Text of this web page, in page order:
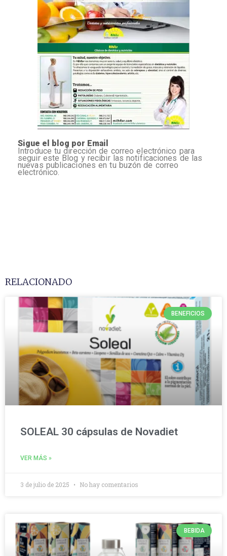
Sigue el blog por Email
Introduce tu dirección de correo electrónico para
seguir este Blog y recibir las notificaciones de las
nuevas publicaciones en tu buzón de correo
electrónico.
RELACIONADO
BENEFICIOS
SOLEAL 30 cápsulas de Novadiet
VER MÁS »
3 de julio de 2025 No hay comentarios
BEBIDA